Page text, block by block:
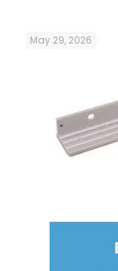
May 29, 2026